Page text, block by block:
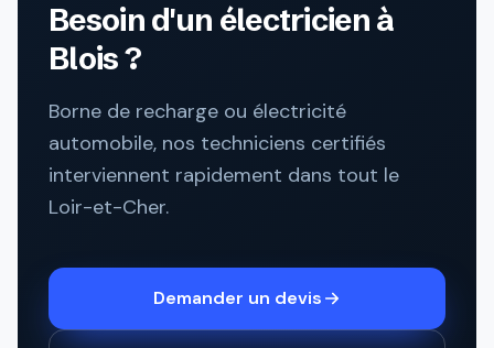
Besoin d'un électricien à
Blois ?
Borne de recharge ou électricité
automobile, nos techniciens certifiés
interviennent rapidement dans tout le
Loir-et-Cher.
Demander un devis